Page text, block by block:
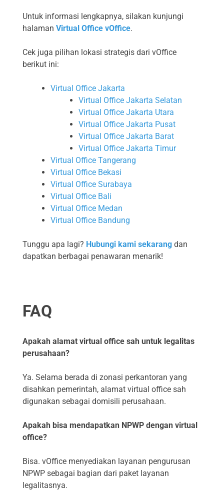
Untuk informasi lengkapnya, silakan kunjungi
halaman Virtual Office vOffice.
Cek juga pilihan lokasi strategis dari vOffice
berikut ini:
Virtual Office Jakarta
Virtual Office Jakarta Selatan
Virtual Office Jakarta Utara
Virtual Office Jakarta Pusat
Virtual Office Jakarta Barat
Virtual Office Jakarta Timur
Virtual Office Tangerang
Virtual Office Bekasi
Virtual Office Surabaya
Virtual Office Bali
Virtual Office Medan
Virtual Office Bandung
Tunggu apa lagi? Hubungi kami sekarang dan
dapatkan berbagai penawaran menarik!
FAQ
Apakah alamat virtual office sah untuk legalitas
perusahaan?
Ya. Selama berada di zonasi perkantoran yang
disahkan pemerintah, alamat virtual office sah
digunakan sebagai domisili perusahaan.
Apakah bisa mendapatkan NPWP dengan virtual
office?
Bisa. vOffice menyediakan layanan pengurusan
NPWP sebagai bagian dari paket layanan
legalitasnya.